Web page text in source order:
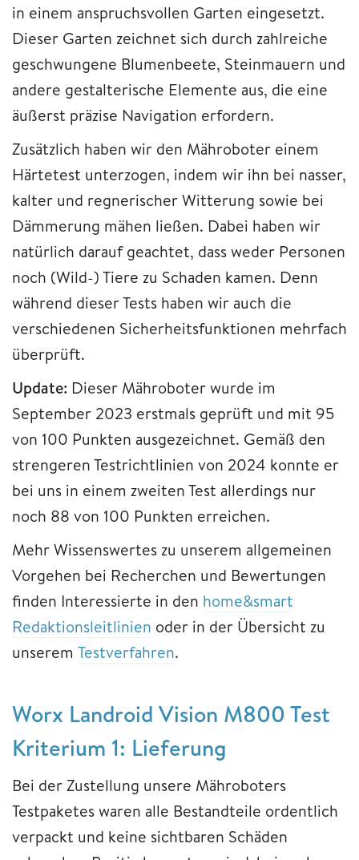
in einem anspruchsvollen Garten eingesetzt.
Dieser Garten zeichnet sich durch zahlreiche
geschwungene Blumenbeete, Steinmauern und
andere gestalterische Elemente aus, die eine
äußerst präzise Navigation erfordern.
Zusätzlich haben wir den Mähroboter einem
Härtetest unterzogen, indem wir ihn bei nasser,
kalter und regnerischer Witterung sowie bei
Dämmerung mähen ließen. Dabei haben wir
natürlich darauf geachtet, dass weder Personen
noch (Wild-) Tiere zu Schaden kamen. Denn
während dieser Tests haben wir auch die
verschiedenen Sicherheitsfunktionen mehrfach
überprüft.
Update: Dieser Mähroboter wurde im
September 2023 erstmals geprüft und mit 95
von 100 Punkten ausgezeichnet. Gemäß den
strengeren Testrichtlinien von 2024 konnte er
bei uns in einem zweiten Test allerdings nur
noch 88 von 100 Punkten erreichen.
Mehr Wissenswertes zu unserem allgemeinen
Vorgehen bei Recherchen und Bewertungen
finden Interessierte in den home&smart
Redaktionsleitlinien oder in der Übersicht zu
unserem Testverfahren.
Worx Landroid Vision M800 Test
Kriterium 1: Lieferung
Bei der Zustellung unsere Mähroboters
Testpaketes waren alle Bestandteile ordentlich
verpackt und keine sichtbaren Schäden